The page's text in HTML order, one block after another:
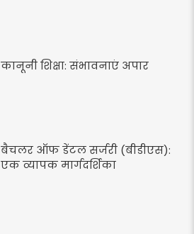
कानूनी शिक्षा: संभावनाएं अपार
बैचलर ऑफ डेंटल सर्जरी (बीडीएस):
एक व्यापक मार्गदर्शिका